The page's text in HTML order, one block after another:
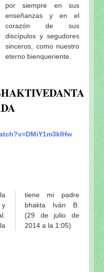
por siempre en sus
enseñanzas y en el
corazón de sus
discípulos y segudores
sinceros, como nuestro
eterno bienqueriente.
y
2014 a la 1:05)